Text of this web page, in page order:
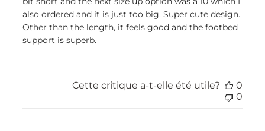
also ordered and it is just too big. Super cute design.
Other than the length, it feels good and the footbed
support is superb.
Cette critique a-t-elle été utile?
0
0